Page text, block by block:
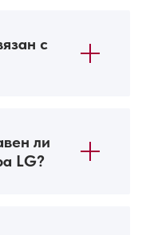
с
ли
LG?